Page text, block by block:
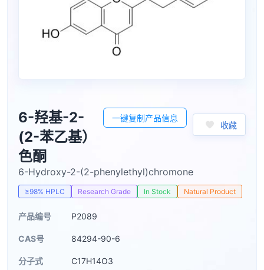
6-羟基-2-
(2-苯乙基）
色酮
一键复制产品信息
收藏
6-Hydroxy-2-(2-phenylethyl)chromone
≥98% HPLC Research Grade In Stock Natural Product
产品编号 P2089
CAS号 84294-90-6
分子式 C17H14O3